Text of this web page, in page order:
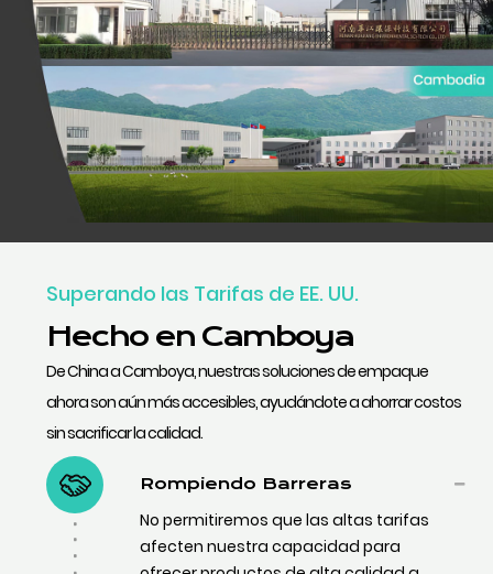
Superando las Tarifas de EE. UU.
Hecho en Camboya
De China a Camboya, nuestras soluciones de empaque
ahora son aún más accesibles, ayudándote a ahorrar costos
sin sacrificar la calidad.
Rompiendo Barreras
No permitiremos que las altas tarifas
afecten nuestra capacidad para